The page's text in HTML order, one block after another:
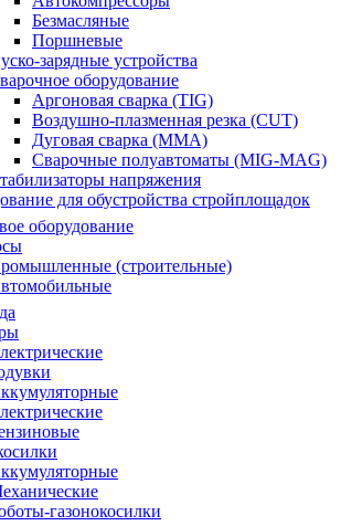
Безмасляные
Поршневые
зарядные устройства
оборудование
Аргоновая сварка (TIG)
Воздушно-плазменная резка (CUT)
Дуговая сварка (ММА)
Сварочные полуавтоматы (MIG-MAG)
напряжения
для обустройства стройплощадок
оборудование
(строительные)
газонокосилки